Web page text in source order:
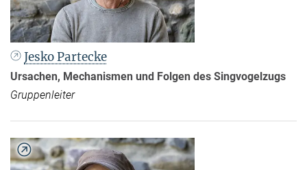
Jesko Partecke
Ursachen, Mechanismen und Folgen des Singvogelzugs
Gruppenleiter